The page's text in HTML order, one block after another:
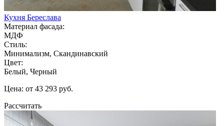
Кухня Береслава
Материал фасада:
МДФ
Стиль:
Минимализм, Скандинавский
Цвет:
Белый, Черный
Цена: от 43 293 руб.
Рассчитать